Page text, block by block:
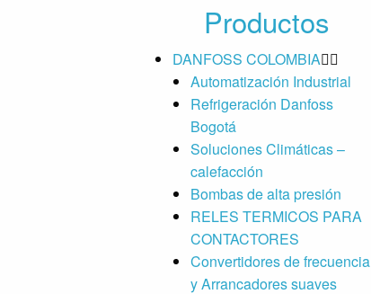
Productos
DANFOSS COLOMBIA
Automatización Industrial
Refrigeración Danfoss
Bogotá
Soluciones Climáticas –
calefacción
Bombas de alta presión
RELES TERMICOS PARA
CONTACTORES
Convertidores de frecuencia
y Arrancadores suaves